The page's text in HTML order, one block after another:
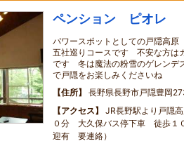
ペンション ピオレ
パワースポットとしての戸隠高
五社巡りコースです 不安な方は
です 冬は魔法の粉雪のゲレンデ
で戸隠をお楽しみくださいね
住所
長野県長野市戸隠豊岡
アクセス
JR長野駅より戸隠
０分 大久保バス停下車 徒歩１
迎有 要連絡）